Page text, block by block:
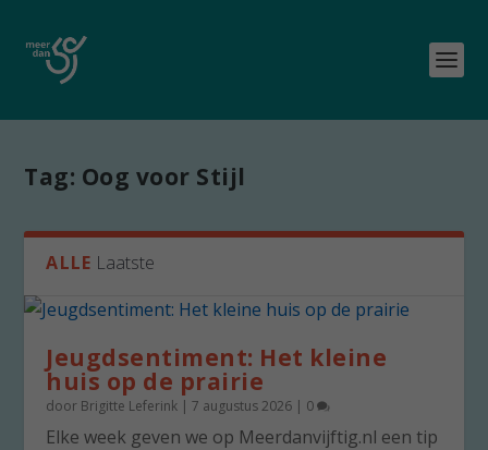
Tag: Oog voor Stijl
ALLE Laatste
Jeugdsentiment: Het kleine
huis op de prairie
door Brigitte Leferink |7 augustus 2026 | 0
Elke week geven we op Meerdanvijftig.nl een tip